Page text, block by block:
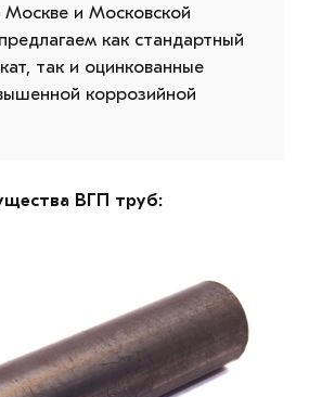
Москве и Московской
как стандартный
так и оцинкованные
коррозийной
ВГП труб: